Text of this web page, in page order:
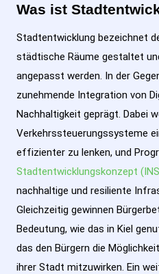
Was ist
Stadtentwicklung bezeichnet
städtische Räume gestaltet
angepasst werden. In der
zunehmende Integration von
Nachhaltigkeit geprägt. Dabei
Verkehrssteuerungssysteme
effizienter zu lenken, und
Stadtentwicklungskonzept
nachhaltige und resiliente
Gleichzeitig gewinnen
Bedeutung, wie das in Kiel
das den Bürgern die
ihrer Stadt mitzuwirken. Ein